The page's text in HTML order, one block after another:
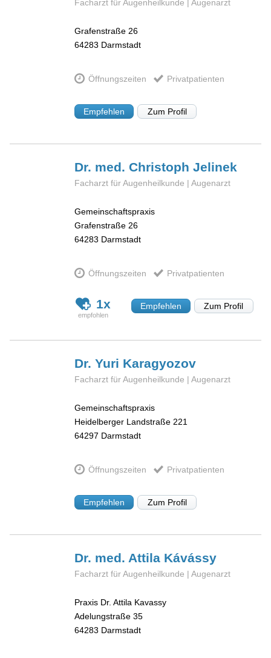
Facharzt für Augenheilkunde | Augenarzt
Grafenstraße 26
64283 Darmstadt
Öffnungszeiten Privatpatienten
Empfehlen Zum Profil
Dr. med. ChristophJelinek
Facharzt für Augenheilkunde | Augenarzt
Gemeinschaftspraxis
Grafenstraße 26
64283 Darmstadt
Öffnungszeiten Privatpatienten
1x Empfehlen Zum Profil
Dr. Yuri Karagyozov
Facharzt für Augenheilkunde | Augenarzt
Gemeinschaftspraxis
Heidelberger Landstraße 221
64297 Darmstadt
Öffnungszeiten Privatpatienten
Empfehlen Zum Profil
Dr. med. Attila Kávássy
Facharzt für Augenheilkunde | Augenarzt
Praxis Dr. Attila Kavassy
Adelungstraße 35
64283 Darmstadt